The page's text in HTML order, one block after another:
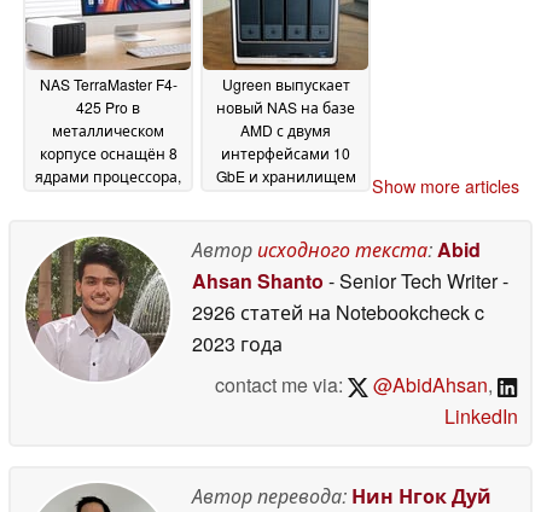
NAS TerraMaster F4-
425 Pro в
металлическом
корпусе оснащён 8
ядрами процессора,
накопителями
2026
Ugreen выпускает
новый NAS на базе
AMD с двумя
интерфейсами 10
GbE и хранилищем
Show more articles
Авторисходного текста:Abid
Ahsan Shanto - Senior Tech Writer-
2926 статей на Notebookcheckc
2023 года
contact me via:
@AbidAhsan,
LinkedIn
Автор перевода: Нин Нгок Дуй